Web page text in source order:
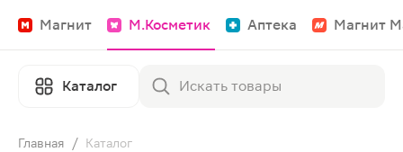
Магнит М.Косметик Аптека Магнит
Каталог
Главная / Каталог